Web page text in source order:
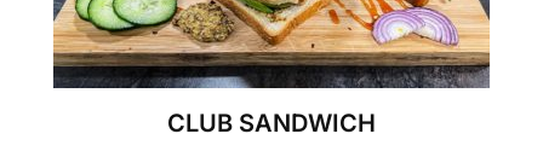
CLUB SANDWICH